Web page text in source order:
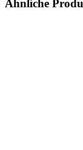
Ähnliche